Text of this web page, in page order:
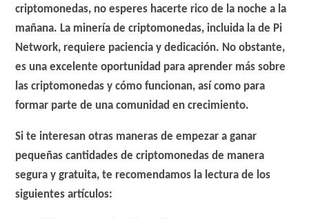
criptomonedas, no esperes hacerte rico de la noche a la
mañana. La minería de criptomonedas, incluida la de Pi
Network, requiere paciencia y dedicación. No obstante,
es una excelente oportunidad para aprender más sobre
las criptomonedas y cómo funcionan, así como para
formar parte de una comunidad en crecimiento.
Si te interesan otras maneras de empezar a ganar
pequeñas cantidades de criptomonedas de manera
segura y gratuita, te recomendamos la lectura de los
siguientes artículos: